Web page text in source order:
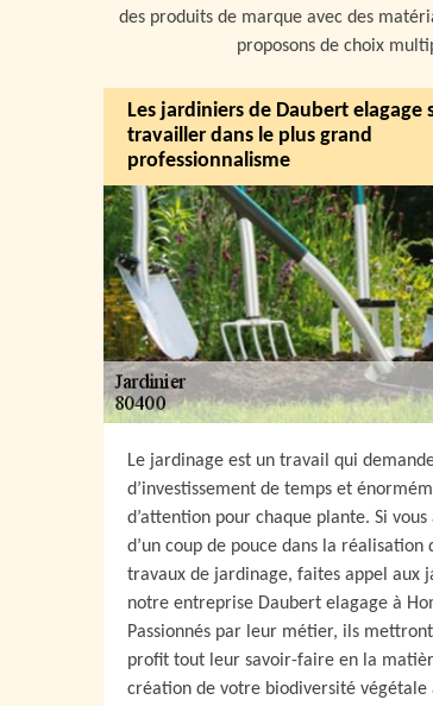
des produits de marque avec des
proposons de choix
Les jardiniers de Daubert elagage
travailler dans le plus grand
professionnalisme
Le jardinage est un travail qui
d’investissement de temps et
d’attention pour chaque plante. Si vous
d’un coup de pouce dans la réalisation
travaux de jardinage, faites appel aux
notre entreprise Daubert elagage à
Passionnés par leur métier, ils
profit tout leur savoir-faire en la
création de votre biodiversité végétale